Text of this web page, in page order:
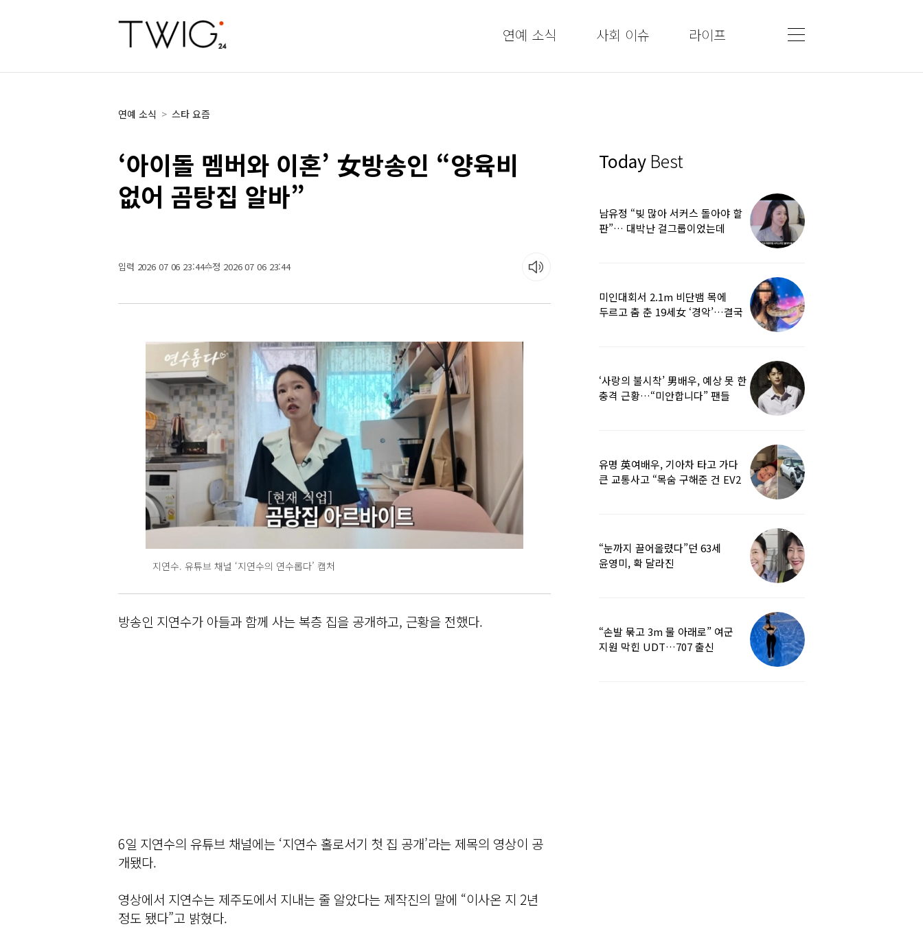
연예 소식 사회 이슈 라이프
연예 소식 > 스타 요즘
‘아이돌 멤버와 이혼’ 女방송인 “양육비
없어 곰탕집 알바”
입력 2026 07 06 23:44수정 2026 07 06 23:44
지연수. 유튜브 채널 ‘지연수의 연수롭다’ 캡처
방송인 지연수가 아들과 함께 사는 복층 집을 공개하고, 근황을 전했다.
6일 지연수의 유튜브 채널에는 ‘지연수 홀로서기 첫 집 공개’라는 제목의 영상이 공
개됐다.
영상에서 지연수는 제주도에서 지내는 줄 알았다는 제작진의 말에 “이사온 지 2년
정도 됐다”고 밝혔다.
Today Best
남유정 “빚 많아 서커스 돌아야 할
판”… 대박난 걸그룹이었는데
미인대회서 2.1m 비단뱀 목에
두르고 춤 춘 19세女 ‘경악’…결국
‘사랑의 불시착’ 男배우, 예상 못 한
충격 근황…“미안합니다” 팬들
유명 英여배우, 기아차 타고 가다
큰 교통사고 “목숨 구해준 건 EV2
“눈까지 끌어올렸다”던 63세
윤영미, 확 달라진
“손발 묶고 3m 물 아래로” 여군
지원 막힌 UDT…707 출신